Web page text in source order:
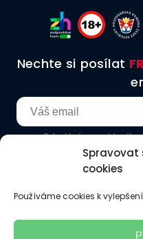
Spravovat
cookies
Používáme cookies k
Nechte si posílat
Odesláním souhlasíte
Jak hodnotíme